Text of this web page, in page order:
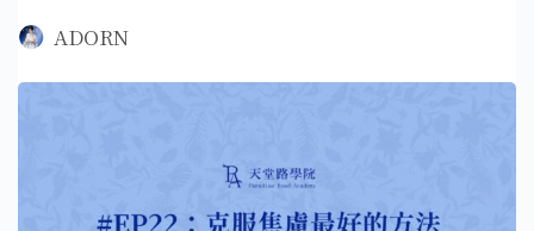
ADORN